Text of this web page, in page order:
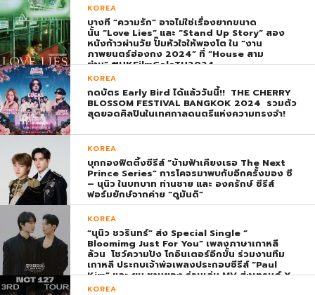
KOREA
บางที “ความรัก” อาจไม่ใช่เรื่องยากขนาด
นั้น “Love Lies” และ “Stand Up Story” สอง
หนังก้าวผ่านวัย ปั๊มหัวใจให้พองโต ใน “งาน
ภาพยนตร์ฮ่องกง 2024” ที่ “House สาม
ย่าน” #HKFilmGalaTH2024
KOREA
กดบัตร Early Bird ได้แล้ววันนี้!! THE CHERRY
BLOSSOM FESTIVAL BANGKOK 2024 รวมตัว
สุดยอดศิลปินในเทศกาลดนตรีแห่งความทรงจำ!
KOREA
บุกกองฟิตติ้งซีรีส์ “ข้ามฟ้าเคียงเธอ The Next
Prince Series” การโคจรมาพบกับอีกครั้งของ ซี
– นุนิว ในบทบาท ท่านชาย และ องครักษ์ ซีรีส์
ฟอร์มยักษ์จากค่าย “ดูมันดิ”
KOREA
“นุนิว ชวรินทร์” ส่ง Special Single “
Bloomimg Just For You” เพลงภาษาเกาหลี
ล้วน โชว์ความปัง โกอินเตอร์อีกขั้น ร่วมงานทีม
เกาหลี ประกบเจ้าพ่อเพลงประกอบซีรีส์ “Paul
Kim” และ ยุน ชานยอง ร่วมเล่น MV ส่งเทรนด์ X
พุ่ง ติดอันดับ 1 โลก
KOREA